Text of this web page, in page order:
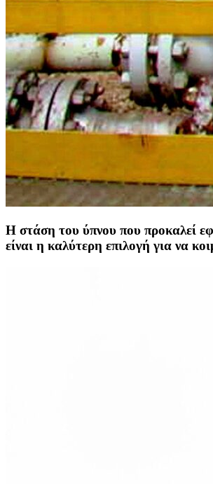
Η στάση του ύπνου που προκαλεί
είναι η καλύτερη επιλογή για να